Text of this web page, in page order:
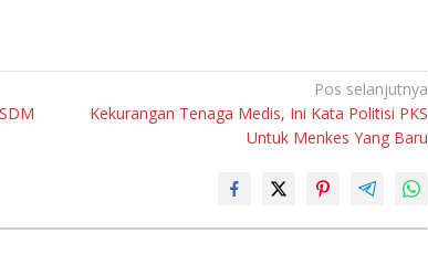
Pos selanjutnya
Kekurangan Tenaga Medis, Ini Kata Politisi PKS
Untuk Menkes Yang Baru